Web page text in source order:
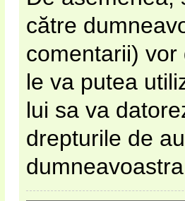
către
comentarii) vor
le va putea
lui sa va
drepturile de